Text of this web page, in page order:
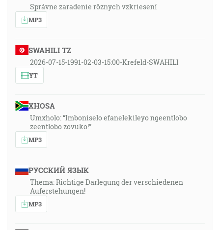
Správne zaradenie rôznych vzkriesení
MP3
SWAHILI TZ
2026-07-15-1991-02-03-15:00-Krefeld-SWAHILI
YT
XHOSA
Umxholo: “Imboniselo efanelekileyo ngeentlobo
zeentlobo zovuko!”
MP3
РУССКИЙ ЯЗЫК
Thema: Richtige Darlegung der verschiedenen
Auferstehungen!
MP3